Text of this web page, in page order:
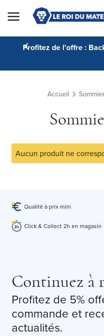
Skip to Content
Profitez de l'offre :
Accueil
Aucun produit ne
Qualité à prix mini
Click & Collect 2h en magasin
Continuez à
Profitez de 5%
commande et
actualités.